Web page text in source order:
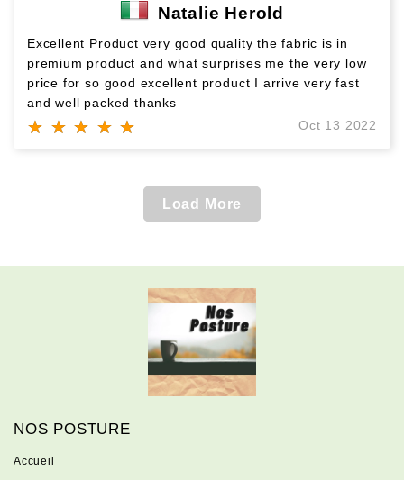
Natalie Herold
Excellent Product very good quality the fabric is in
premium product and what surprises me the very low
price for so good excellent product I arrive very fast
and well packed thanks
★ ★ ★ ★ ★
★ ★ ★ ★ ★ Oct 13 2022
Load More
NOS POSTURE
Accueil